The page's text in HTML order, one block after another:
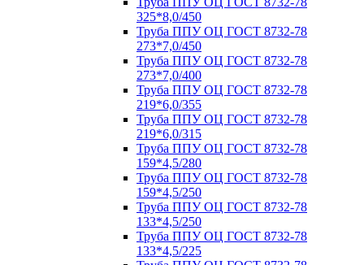
325*8,0/450
Труба ППУ ОЦ ГОСТ 8732-78
273*7,0/450
Труба ППУ ОЦ ГОСТ 8732-78
273*7,0/400
Труба ППУ ОЦ ГОСТ 8732-78
219*6,0/355
Труба ППУ ОЦ ГОСТ 8732-78
219*6,0/315
Труба ППУ ОЦ ГОСТ 8732-78
159*4,5/280
Труба ППУ ОЦ ГОСТ 8732-78
159*4,5/250
Труба ППУ ОЦ ГОСТ 8732-78
133*4,5/250
Труба ППУ ОЦ ГОСТ 8732-78
133*4,5/225